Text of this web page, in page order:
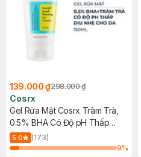
139.000 ₫298.000 ₫
Cosrx
Gel Rửa Mặt Cosrx Tràm Trà,
0.5% BHA Có Độ pH Thấp
150ml
5.0
(173)
9%